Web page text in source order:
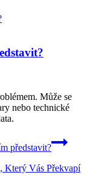
Může se
nebo technické
představit?